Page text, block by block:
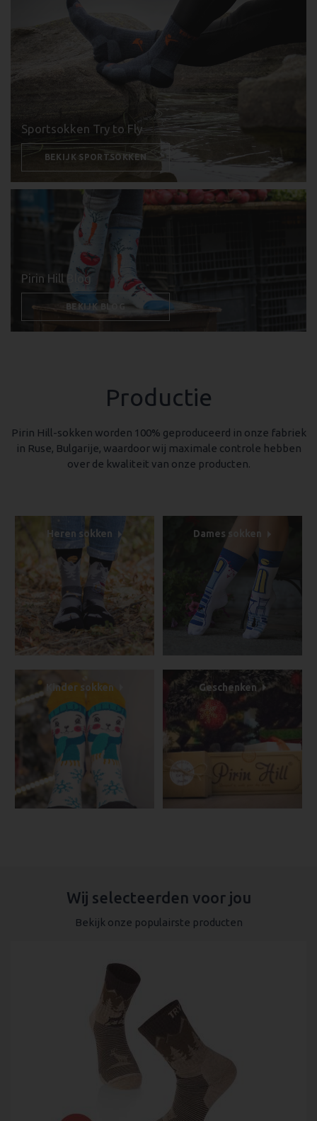
Sportsokken Try to Fly
BEKIJK SPORTSOKKEN
Pirin Hill Blog
BEKIJK BLOG
Productie
Pirin Hill-sokken worden 100% geproduceerd in onze fabriek
in Ruse, Bulgarije, waardoor wij maximale controle hebben
over de kwaliteit van onze producten.
Heren sokken Dames sokken
Kinder sokken Geschenken
Wij selecteerden voor jou
Bekijk onze populairste producten